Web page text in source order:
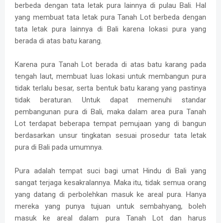
berbeda dengan tata letak pura lainnya di pulau Bali. Hal
yang membuat tata letak pura Tanah Lot berbeda dengan
tata letak pura lainnya di Bali karena lokasi pura yang
berada di atas batu karang.
Karena pura Tanah Lot berada di atas batu karang pada
tengah laut, membuat luas lokasi untuk membangun pura
tidak terlalu besar, serta bentuk batu karang yang pastinya
tidak beraturan. Untuk dapat memenuhi standar
pembangunan pura di Bali, maka dalam area pura Tanah
Lot terdapat beberapa tempat pemujaan yang di bangun
berdasarkan unsur tingkatan sesuai prosedur tata letak
pura di Bali pada umumnya.
Pura adalah tempat suci bagi umat Hindu di Bali yang
sangat terjaga kesakralannya. Maka itu, tidak semua orang
yang datang di perbolehkan masuk ke areal pura. Hanya
mereka yang punya tujuan untuk sembahyang, boleh
masuk ke areal dalam pura Tanah Lot dan harus